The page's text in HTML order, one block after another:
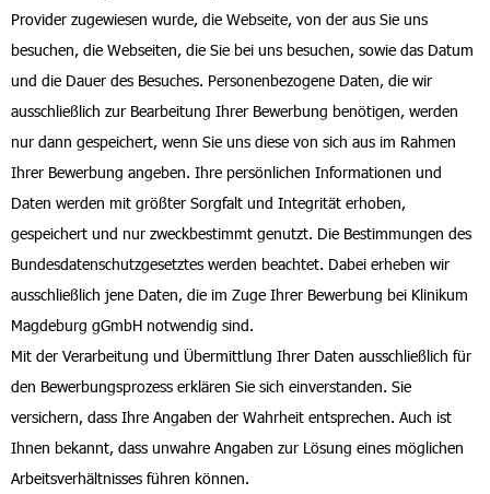
Provider zugewiesen wurde, die Webseite, von der aus Sie uns
besuchen, die Webseiten, die Sie bei uns besuchen, sowie das Datum
und die Dauer des Besuches. Personenbezogene Daten, die wir
ausschließlich zur Bearbeitung Ihrer Bewerbung benötigen, werden
nur dann gespeichert, wenn Sie uns diese von sich aus im Rahmen
Ihrer Bewerbung angeben. Ihre persönlichen Informationen und
Daten werden mit größter Sorgfalt und Integrität erhoben,
gespeichert und nur zweckbestimmt genutzt. Die Bestimmungen des
Bundesdatenschutzgesetztes werden beachtet. Dabei erheben wir
ausschließlich jene Daten, die im Zuge Ihrer Bewerbung bei Klinikum
Magdeburg gGmbH notwendig sind.
Mit der Verarbeitung und Übermittlung Ihrer Daten ausschließlich für
den Bewerbungsprozess erklären Sie sich einverstanden. Sie
versichern, dass Ihre Angaben der Wahrheit entsprechen. Auch ist
Ihnen bekannt, dass unwahre Angaben zur Lösung eines möglichen
Arbeitsverhältnisses führen können.